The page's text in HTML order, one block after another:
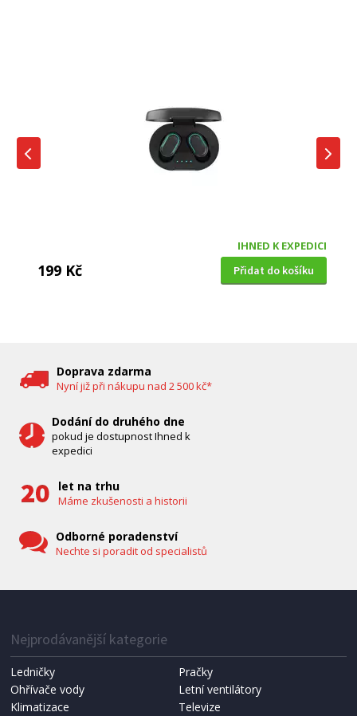
IHNED K EXPEDICI
199 Kč Přidat do košíku
NÁHRADNÍ SÁČKY DO VYSAVAČE
Koma KRA-SB02S (Multi Bag, S-BAG SMS)
Doprava zdarma
Nyní již při nákupu nad 2 500 kč*
Dodání do druhého dne
pokud je dostupnost Ihned k
expedici
let na trhu
Máme zkušenosti a historii
Odborné poradenství
Nechte si poradit od specialistů
Nejprodávanější kategorie
Ledničky
Pračky
Ohřívače vody
Letní ventilátory
Klimatizace
Televize